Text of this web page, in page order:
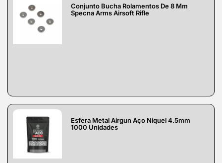
Conjunto Bucha Rolamentos De 8 Mm
Specna Arms Airsoft Rifle
Esfera Metal Airgun Aço Níquel 4.5mm
1000 Unidades